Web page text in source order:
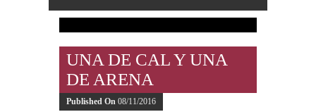
UNA DE CAL Y UNA
DE ARENA
Published On 08/11/2016